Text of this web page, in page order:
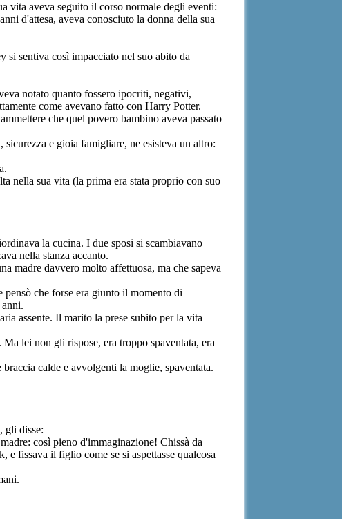
vita aveva seguito il corso normale degli eventi:
d'attesa, aveva conosciuto la donna della sua
sentiva così impacciato nel suo abito da
notato quanto fossero ipocriti, negativi,
come avevano fatto con Harry Potter.
che quel povero bambino aveva passato
e gioia famigliare, ne esisteva un altro:
nella sua vita (la prima era stata proprio con suo
la cucina. I due sposi si scambiavano
nella stanza accanto.
madre davvero molto affettuosa, ma che sapeva
che forse era giunto il momento di
assente. Il marito la prese subito per la vita
lei non gli rispose, era troppo spaventata, era
calde e avvolgenti la moglie, spaventata.
gli disse:
così pieno d'immaginazione! Chissà da
fissava il figlio come se si aspettasse qualcosa